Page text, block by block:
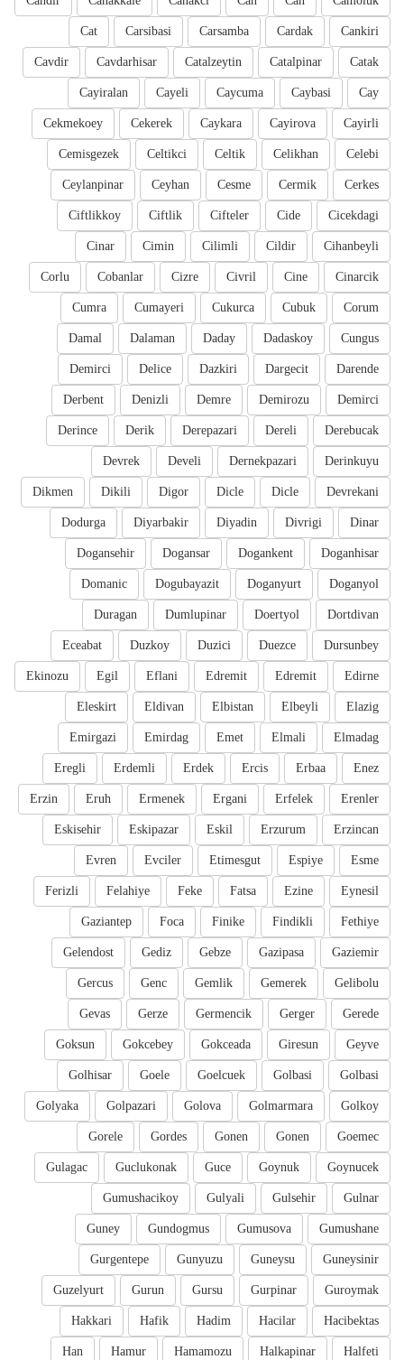
Cankiri
Cardak
Carsamba
Carsibasi
Cat
Catak
Catalpinar
Catalzeytin
Cavdarhisar
Cavdir
Cay
Caybasi
Caycuma
Cayeli
Cayiralan
Cayirli
Cayirova
Caykara
Cekerek
Cekmekoey
Celebi
Celikhan
Celtik
Celtikci
Cemisgezek
Cerkes
Cermik
Cesme
Ceyhan
Ceylanpinar
Cicekdagi
Cide
Cifteler
Ciftlik
Ciftlikkoy
Cihanbeyli
Cildir
Cilimli
Cimin
Cinar
Cinarcik
Cine
Civril
Cizre
Cobanlar
Corlu
Corum
Cubuk
Cukurca
Cumayeri
Cumra
Cungus
Dadaskoy
Daday
Dalaman
Damal
Darende
Dargecit
Dazkiri
Delice
Demirci
Demirci
Demirozu
Demre
Denizli
Derbent
Derebucak
Dereli
Derepazari
Derik
Derince
Derinkuyu
Dernekpazari
Develi
Devrek
Devrekani
Dicle
Dicle
Digor
Dikili
Dikmen
Dinar
Divrigi
Diyadin
Diyarbakir
Dodurga
Doganhisar
Dogankent
Dogansar
Dogansehir
Doganyol
Doganyurt
Dogubayazit
Domanic
Dortdivan
Doertyol
Dumlupinar
Duragan
Dursunbey
Duezce
Duzici
Duzkoy
Eceabat
Edirne
Edremit
Edremit
Eflani
Egil
Ekinozu
Elazig
Elbeyli
Elbistan
Eldivan
Eleskirt
Elmadag
Elmali
Emet
Emirdag
Emirgazi
Enez
Erbaa
Ercis
Erdek
Erdemli
Eregli
Erenler
Erfelek
Ergani
Ermenek
Eruh
Erzin
Erzincan
Erzurum
Eskil
Eskipazar
Eskisehir
Esme
Espiye
Etimesgut
Evciler
Evren
Eynesil
Ezine
Fatsa
Feke
Felahiye
Ferizli
Fethiye
Findikli
Finike
Foca
Gaziantep
Gaziemir
Gazipasa
Gebze
Gediz
Gelendost
Gelibolu
Gemerek
Gemlik
Genc
Gercus
Gerede
Gerger
Germencik
Gerze
Gevas
Geyve
Giresun
Gokceada
Gokcebey
Goksun
Golbasi
Golbasi
Goelcuek
Goele
Golhisar
Golkoy
Golmarmara
Golova
Golpazari
Golyaka
Goemec
Gonen
Gonen
Gordes
Gorele
Goynucek
Goynuk
Guce
Guclukonak
Gulagac
Gulnar
Gulsehir
Gulyali
Gumushacikoy
Gumushane
Gumusova
Gundogmus
Guney
Guneysinir
Guneysu
Gunyuzu
Gurgentepe
Guroymak
Gurpinar
Gursu
Gurun
Guzelyurt
Hacibektas
Hacilar
Hadim
Hafik
Hakkari
Halfeti
Halkapinar
Hamamozu
Hamur
Han